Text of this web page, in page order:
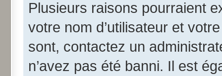
Plusieurs raisons pourraient
votre nom d’utilisateur et
sont, contactez un
n’avez pas été banni. Il est